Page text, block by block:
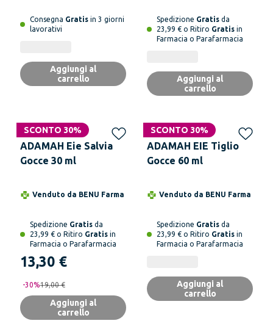
Consegna Gratis in 3 giorni
lavorativi
Aggiungi al
carrello
Spedizione Gratis da
23,99 € o Ritiro Gratis in
Farmacia o Parafarmacia
Aggiungi al
carrello
SCONTO 30%
ADAMAH Eie Salvia
Gocce 30 ml
Venduto da BENU Farma
Spedizione Gratis da
23,99 € o Ritiro Gratis in
Farmacia o Parafarmacia
13,30 €
-30%19,00 €
Aggiungi al
carrello
SCONTO 30%
ADAMAH EIE Tiglio
Gocce 60 ml
Venduto da BENU Farma
Spedizione Gratis da
23,99 € o Ritiro Gratis in
Farmacia o Parafarmacia
Aggiungi al
carrello